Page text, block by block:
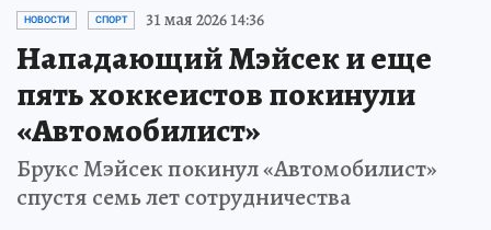
НОВОСТИ СПОРТ 31 мая 2026 14:36
Нападающий Мэйсек и еще
пять хоккеистов покинули
«Автомобилист»
Брукс Мэйсек покинул «Автомобилист»
спустя семь лет сотрудничества